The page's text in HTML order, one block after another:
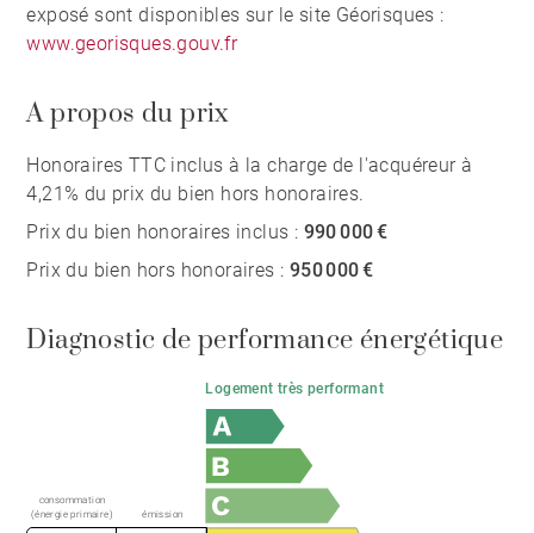
exposé sont disponibles sur le site Géorisques :
www.georisques.gouv.fr
A propos du prix
Honoraires TTC inclus à la charge de l'acquéreur à
4,21% du prix du bien hors honoraires.
Prix du bien honoraires inclus : 990 000 €
Prix du bien hors honoraires : 950 000 €
Diagnostic de performance énergétique
Logement très performant
consommation
(énergie primaire)
émission